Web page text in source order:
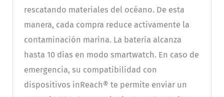
rescatando materiales del océano. De esta
manera, cada compra reduce activamente la
contaminación marina. La batería alcanza
hasta 10 días en modo smartwatch. En caso de
emergencia, su compatibilidad con
dispositivos inReach® te permite enviar un